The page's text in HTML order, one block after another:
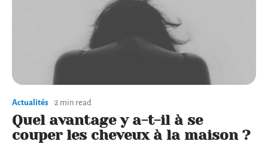
Actualités 2 min read
Quel avantage y a-t-il à se
couper les cheveux à la maison ?